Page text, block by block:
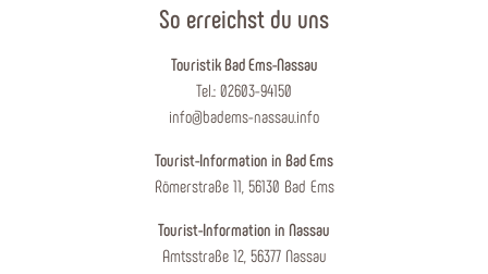
So erreichst du uns
Touristik Bad Ems-Nassau
Tel.: 02603-94150
info@badems-nassau.info
Tourist-Information in Bad Ems
Römerstraße 11, 56130 Bad Ems
Tourist-Information in Nassau
Amtsstraße 12, 56377 Nassau